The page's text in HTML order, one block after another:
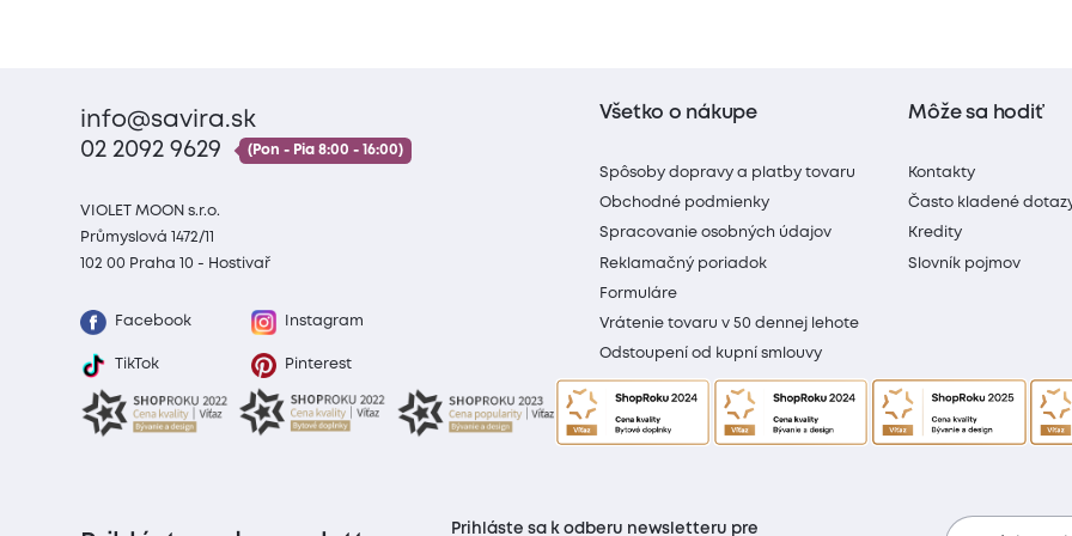
info@savira.sk
02 2092 9629
(Pon - Pia 8:00 - 16:00)
VIOLET MOON s.r.o.
Průmyslová 1472/11
102 00 Praha 10 - Hostivař
Facebook Instagram
TikTok Pinterest
Všetko o nákupe
Spôsoby dopravy a platby tovaru
Obchodné podmienky
Spracovanie osobných údajov
Reklamačný poriadok
Formuláre
Vrátenie tovaru v 50 dennej lehote
Odstoupení od kupní smlouvy
Môže sa hodiť
Kontakty
Často kladené
Kredity
Slovník pojmov
Prihláste sa k odberu newsletteru pre